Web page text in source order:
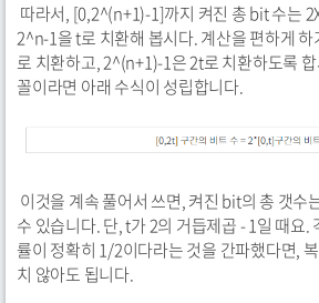
따라서, [0,2^(n+1)-1]까지 켜진 총 bit 수는
2^n-1을 t로 치환해 봅시다. 계산을 편하게
로 치환하고, 2^(n+1)-1은 2t로 치환하도록
꼴이라면 아래 수식이 성립합니다.
이것을 계속 풀어서 쓰면, 켜진 bit의 총 갯
수 있습니다. 단, t가 2의 거듭제곱 - 1일 때요.
률이 정확히 1/2이다라는 것을 간파했다면,
치 않아도 됩니다.